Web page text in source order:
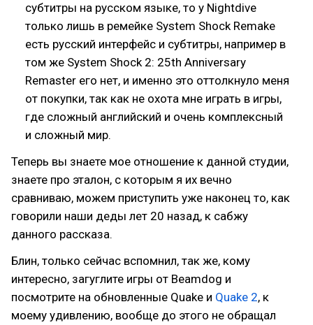
субтитры на русском языке, то у Nightdive
только лишь в ремейке System Shock Remake
есть русский интерфейс и субтитры, например в
том же System Shock 2: 25th Anniversary
Remaster его нет, и именно это оттолкнуло меня
от покупки, так как не охота мне играть в игры,
где сложный английский и очень комплексный
и сложный мир.
Теперь вы знаете мое отношение к данной студии,
знаете про эталон, с которым я их вечно
сравниваю, можем приступить уже наконец то, как
говорили наши деды лет 20 назад, к сабжу
данного рассказа.
Блин, только сейчас вспомнил, так же, кому
интересно, загуглите игры от Beamdog и
посмотрите на обновленные Quake и Quake 2, к
моему удивлению, вообще до этого не обращал